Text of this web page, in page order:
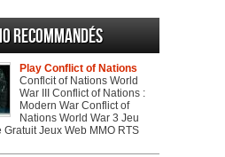
recommandés
Play Conflict of Nations
Conflcit of Nations World
War III Conflict of Nations :
Modern War Conflict of
Nations World War 3 Jeu
Jeux Web MMO RTS